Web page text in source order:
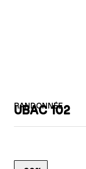
RANDONNÉE
UBAC 102